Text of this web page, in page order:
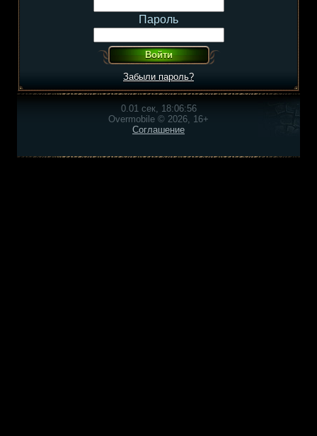
Пароль
Забыли пароль?
0.01 сек, 18:06:56
Overmobile © 2026, 16+
Соглашение